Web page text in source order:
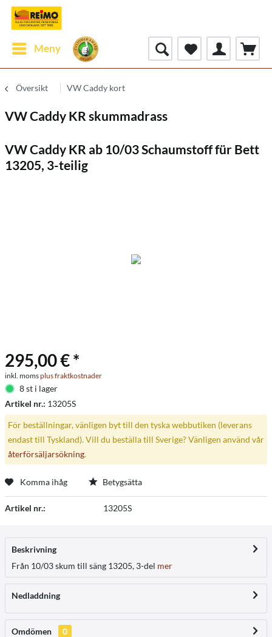
Meny
Översikt VW Caddy kort
VW Caddy KR skummadrass
VW Caddy KR ab 10/03 Schaumstoff für Bett
13205, 3-teilig
295,00 € *
inkl. momsplus fraktkostnader
8 st i lager
Artikel nr.: 13205S
För beställningar, vänligen byt till den tyska webbutiken (leverans
endast till Tyskland). Vill du beställa till Sverige? Vänligen använd vår
återförsäljarsökning.
Komma ihåg Betygsätta
Artikel nr.: 13205S
Beskrivning
Från 10/03 skum till säng 13205, 3-del mer
Nedladdning
Omdömen
0